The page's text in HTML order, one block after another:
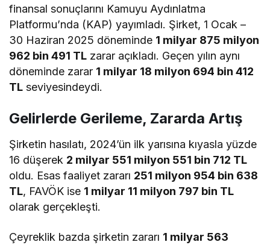
finansal sonuçlarını Kamuyu Aydınlatma
Platformu’nda (KAP) yayımladı. Şirket, 1 Ocak –
30 Haziran 2025 döneminde 1 milyar 875 milyon
962 bin 491 TL zarar açıkladı. Geçen yılın aynı
döneminde zarar 1 milyar 18 milyon 694 bin 412
TL seviyesindeydi.
Gelirlerde Gerileme, Zararda Artış
Şirketin hasılatı, 2024’ün ilk yarısına kıyasla yüzde
16 düşerek 2 milyar 551 milyon 551 bin 712 TL
oldu. Esas faaliyet zararı 251 milyon 954 bin 638
TL, FAVÖK ise 1 milyar 11 milyon 797 bin TL
olarak gerçekleşti.
Çeyreklik bazda şirketin zararı 1 milyar 563